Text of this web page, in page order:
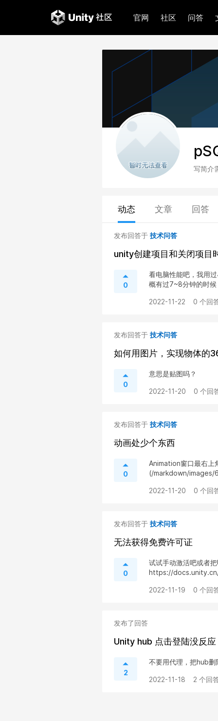
官网 社区 问答
写简介
动态 文章 回答
发布回答于 技术问答
unity创建项目和关闭项目
0
看电脑性能吧，我用
概有过7~8分钟的时
2022-11-22 0 个回
发布回答于 技术问答
如何用图片，实现物体的
0
意思是贴图吗？
2022-11-20 0 个回
发布回答于 技术问答
动画处少个东西
0
Animation窗口最右上
(/markdown/images/
2022-11-20 0 个回
发布回答于 技术问答
无法获得免费许可证
0
试试手动激活吧或者
https://
2022-11-19 0 个回
发布了回答
Unity hub 点击登陆没反
2
不要用代理，把hub
2022-11-18 2 个回